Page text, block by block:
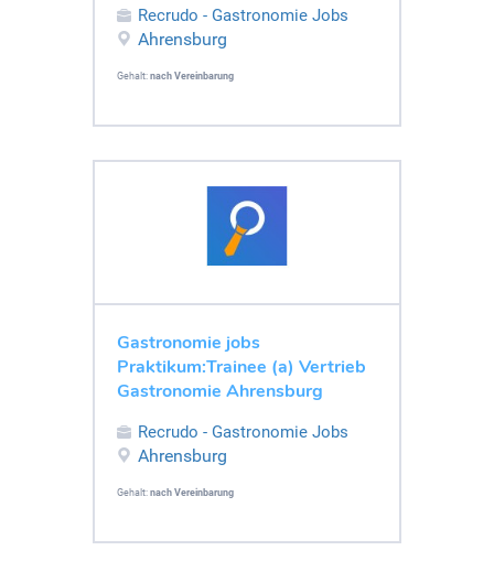
Recrudo - Gastronomie Jobs
Ahrensburg
Gehalt: nach Vereinbarung
Gastronomie jobs
Praktikum:Trainee (a) Vertrieb
Gastronomie Ahrensburg
Recrudo - Gastronomie Jobs
Ahrensburg
Gehalt: nach Vereinbarung